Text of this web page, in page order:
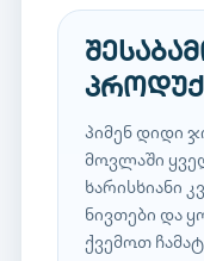
პიმენ დიდი
მოვლაში
ხარისხიანი
ნივთები და
ქვემოთ